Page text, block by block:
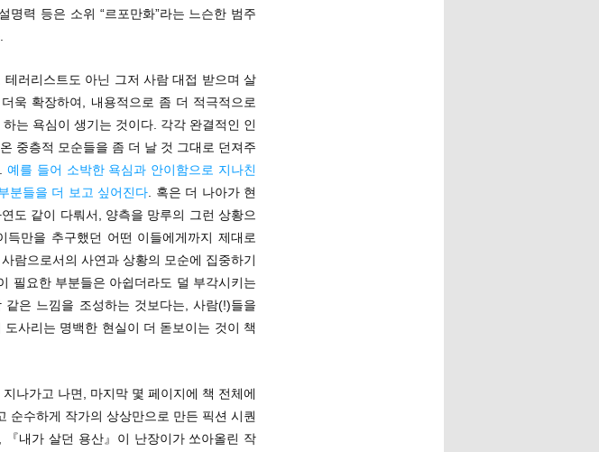
명력 등은 소위 “르포만화”라는 느슨한 범주
러리스트도 아닌 그저 사람 대접 받으며 살
욱 확장하여, 내용적으로 좀 더 적극적으로
는 욕심이 생기는 것이다. 각각 완결적인 인
중층적 모순들을 좀 더 날 것 그대로 던져주
예를 들어 소박한 욕심과 안이함으로 지나친
분들을 더 보고 싶어진다 . 혹은 더 나아가 현
도 같이 다뤄서, 양측을 망루의 그런 상황으
만을 추구했던 어떤 이들에게까지 제대로
람으로서의 사연과 상황의 모순에 집중하기
필요한 부분들은 아쉽더라도 덜 부각시키는
은 느낌을 조성하는 것보다는, 사람(!)들을
사리는 명백한 현실이 더 돋보이는 것이 책
나가고 나면, 마지막 몇 페이지에 책 전체에
순수하게 작가의 상상만으로 만든 픽션 시퀀
내가 살던 용산』이 난장이가 쏘아올린 작